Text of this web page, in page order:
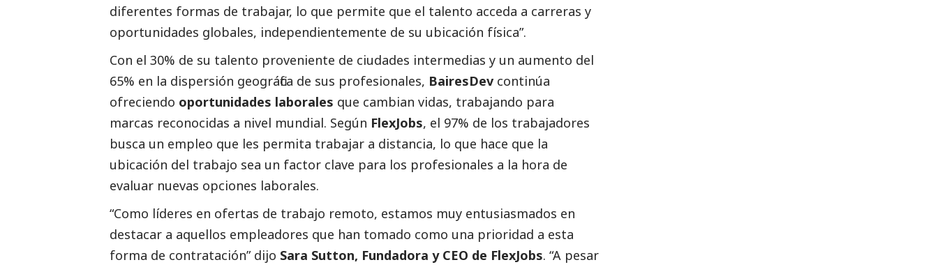
diferentes formas de trabajar, lo que permite que el talento acceda a carreras y
oportunidades globales, independientemente de su ubicación física”.
Con el 30% de su talento proveniente de ciudades intermedias y un aumento del
65% en la dispersión geográfica de sus profesionales, BairesDev continúa
ofreciendo oportunidades laborales que cambian vidas, trabajando para
marcas reconocidas a nivel mundial. Según FlexJobs, el 97% de los trabajadores
busca un empleo que les permita trabajar a distancia, lo que hace que la
ubicación del trabajo sea un factor clave para los profesionales a la hora de
evaluar nuevas opciones laborales.
“Como líderes en ofertas de trabajo remoto, estamos muy entusiasmados en
destacar a aquellos empleadores que han tomado como una prioridad a esta
forma de contratación” dijo Sara Sutton, Fundadora y CEO de FlexJobs. “A pesar